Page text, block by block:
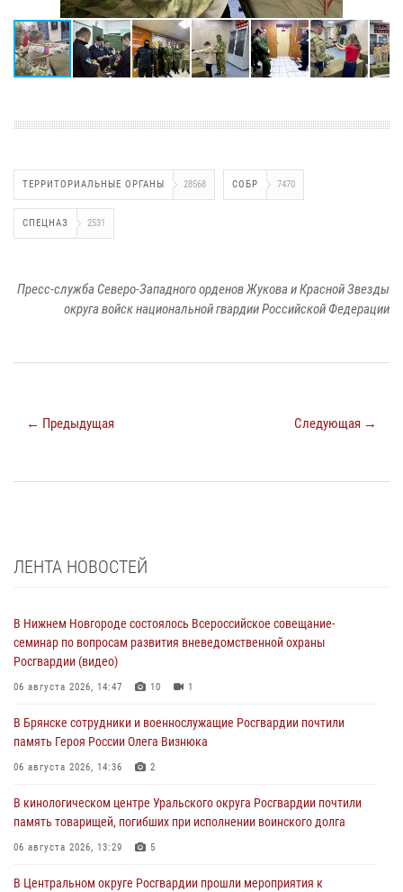
ТЕРРИТОРИАЛЬНЫЕ ОРГАНЫ 28568 СОБР 7470
СПЕЦНАЗ 2531
Пресс-служба Северо-Западного орденов Жукова и Красной Звезды
округа войск национальной гвардии Российской Федерации
← Предыдущая Следующая →
ЛЕНТА НОВОСТЕЙ
В Нижнем Новгороде состоялось Всероссийское совещание-
семинар по вопросам развития вневедомственной охраны
Росгвардии (видео)
06 августа 2026, 14:47 10 1
В Брянске сотрудники и военнослужащие Росгвардии почтили
память Героя России Олега Визнюка
06 августа 2026, 14:36 2
В кинологическом центре Уральского округа Росгвардии почтили
память товарищей, погибших при исполнении воинского долга
06 августа 2026, 13:29 5
В Центральном округе Росгвардии прошли мероприятия к